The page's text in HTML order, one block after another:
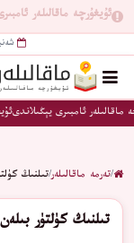
ئۇيغۇرچە ماقالىلەر
شەنبە — 8
ماقالىلەر ئامبىرى يېڭىلاندى
/تەرمە ماقالىلەر/تىلنىڭ
تىلنىڭ كۈلتۈر